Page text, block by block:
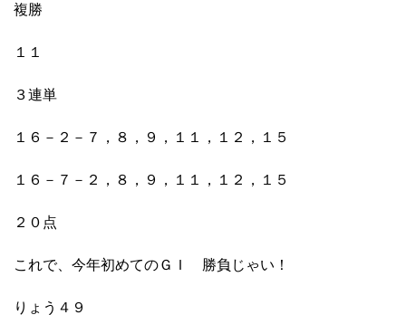
複勝
１１
３連単
１６－２－７，８，９，１１，１２，１５
１６－７－２，８，９，１１，１２，１５
２０点
これで、今年初めてのＧＩ 勝負じゃい！
りょう４９